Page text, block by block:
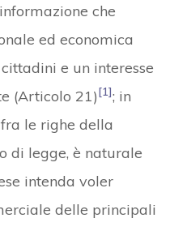
che
ed economica
e un interesse
(Articolo 21)[1]; in
le righe della
di legge, è naturale
intenda voler
delle principali